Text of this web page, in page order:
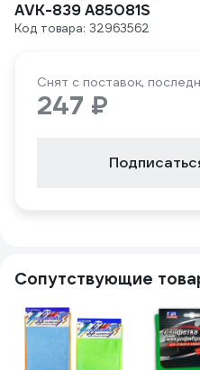
AVK-839 A85081S
Код товара: 32963562
Снят с поставок,
247 ₽
Сопутствующие